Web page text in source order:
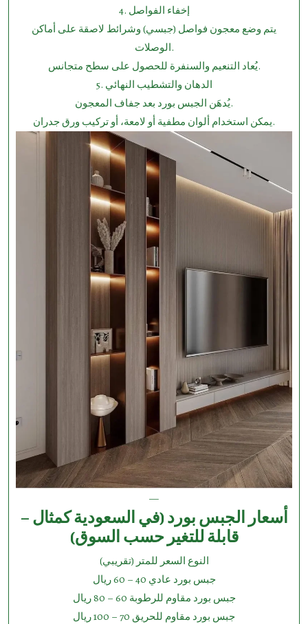
4.⁠ ⁠إخفاء الفواصل
يتم وضع معجون فواصل (جبسي) وشرائط لاصقة على أماكن
الوصلات.
يُعاد التنعيم والسنفرة للحصول على سطح متجانس.
5.⁠ ⁠الدهان والتشطيب النهائي
يُدهَن الجبس بورد بعد جفاف المعجون.
يمكن استخدام ألوان مطفية أو لامعة، أو تركيب ورق جدران.
—
أسعار الجبس بورد (في السعودية كمثال –
قابلة للتغير حسب السوق)
النوع السعر للمتر (تقريبي)
جبس بورد عادي 40 – 60 ريال
جبس بورد مقاوم للرطوبة 60 – 80 ريال
جبس بورد مقاوم للحريق 70 – 100 ريال